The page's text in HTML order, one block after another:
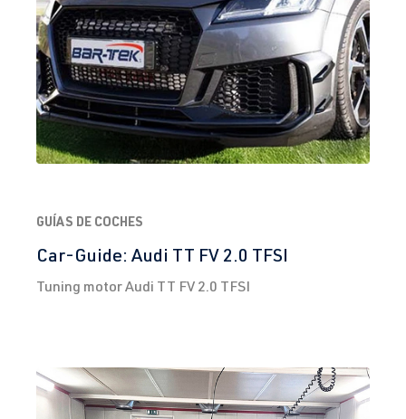
GUÍAS DE COCHES
Car-Guide: Audi TT FV 2.0 TFSI
Tuning motor Audi TT FV 2.0 TFSI